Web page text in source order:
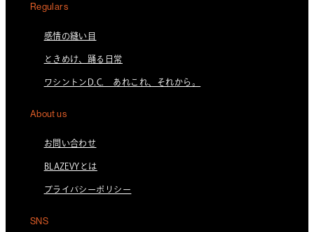
Regulars
感情の縫い目
ときめけ、踊る日常
ワシントンD.C. あれこれ、それから。
About us
お問い合わせ
BLAZEVYとは
プライバシーポリシー
SNS